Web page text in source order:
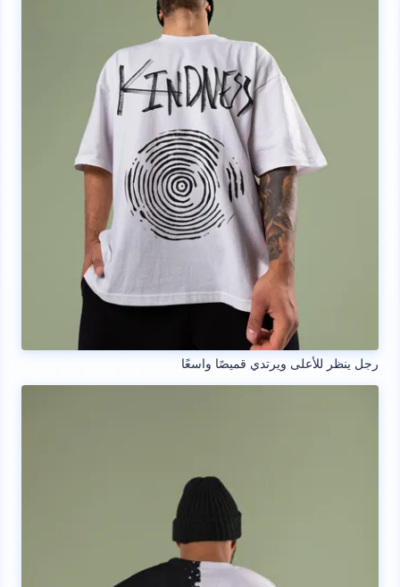
رجل ينظر للأعلى ويرتدي قميصًا واسعًا